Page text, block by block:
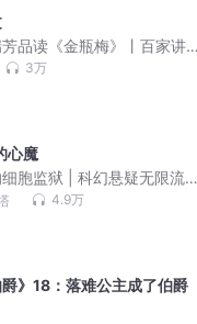
品读《金瓶梅》丨百家讲
多人有声剧演绎
3万
心魔
胞监狱 | 科幻悬疑无限流 |
4.9万
爵》18：落难公主成了伯爵